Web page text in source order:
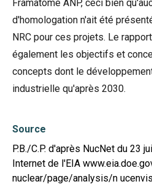
Framatome ANP, ceci bien
d'homologation n'ait été
NRC pour ces projets. Le
également les objectifs et
concepts dont le
industrielle qu'après 2030.
Source
P.B./C.P. d'après NucNet du 23
Internet de l'EIA
nuclear/page/analysis/n